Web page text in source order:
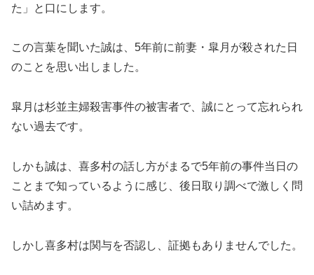
た」と口にします。
この言葉を聞いた誠は、5年前に前妻・皐月が殺された日
のことを思い出しました。
皐月は杉並主婦殺害事件の被害者で、誠にとって忘れられ
ない過去です。
しかも誠は、喜多村の話し方がまるで5年前の事件当日の
ことまで知っているように感じ、後日取り調べで激しく問
い詰めます。
しかし喜多村は関与を否認し、証拠もありませんでした。